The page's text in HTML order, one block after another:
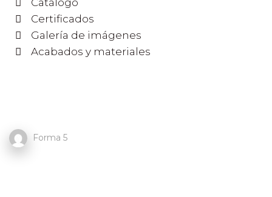
Catálogo
Certificados
Galería de imágenes
Acabados y materiales
Forma 5